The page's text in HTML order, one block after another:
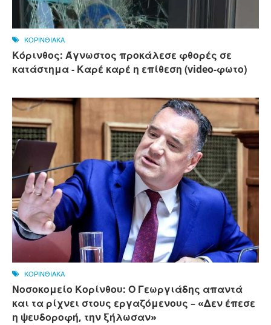
ΚΟΡΙΝΘΙΑΚΑ
Κόρινθος: Άγνωστος προκάλεσε φθορές σε
κατάστημα - Καρέ καρέ η επίθεση (video-φωτο)
ΚΟΡΙΝΘΙΑΚΑ
Νοσοκομείο Κορίνθου: Ο Γεωργιάδης απαντά
και τα ρίχνει στους εργαζόμενους – «Δεν έπεσε
η ψευδοροφή, την ξήλωσαν»